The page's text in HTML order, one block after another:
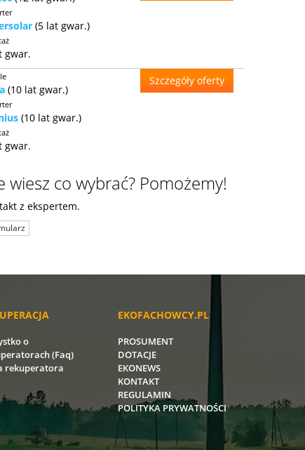
(5 lat gwar.)
gwar.
(10 lat gwar.)
(10 lat gwar.)
gwar.
Szczegóły oferty
wiesz co wybrać? Pomożemy!
z ekspertem.
o
(Faq)
rekuperatora
EKOFACHOWCY.PL
PROSUMENT
DOTACJE
EKONEWS
KONTAKT
REGULAMIN
POLITYKA PRYWATNOŚCI